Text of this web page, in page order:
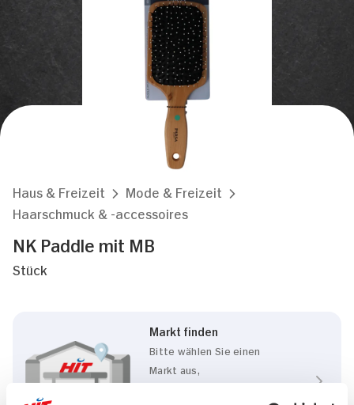
Haus & Freizeit
Mode & Freizeit
Haarschmuck & -accessoires
NK Paddle mit MB
Stück
Markt finden
Bitte wählen Sie einen
Markt aus,